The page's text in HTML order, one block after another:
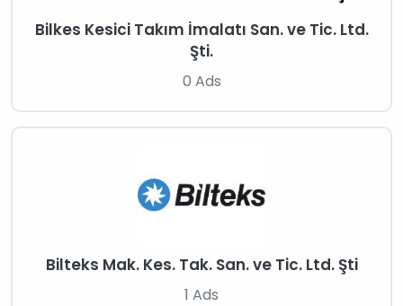
Bilkes Kesici Takım İmalatı San. ve Tic. Ltd.
Şti.
0 Ads
Bilteks Mak. Kes. Tak. San. ve Tic. Ltd. Şti
1 Ads